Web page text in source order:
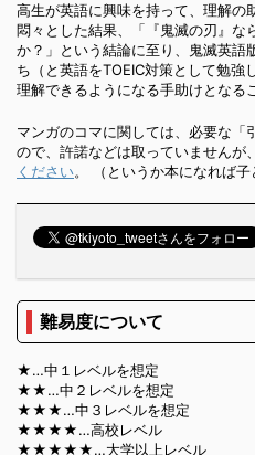
高生が英語に興味を持って、理解の
悶々とした結果、「『鬼滅の刃』な
か？」という結論に至り、鬼滅英語
ち（と英語をTOEIC対策として勉強
理解できるようになる手助けとなる
マンガのコマに関しては、必要な「
ので、許諾などは取っていませんが
ください。 （というか本になれば子
難易度について
★…中１レベルを想定
★★…中２レベルを想定
★★★…中３レベルを想定
★★★★…高校レベル
★★★★★…大学以上レベル